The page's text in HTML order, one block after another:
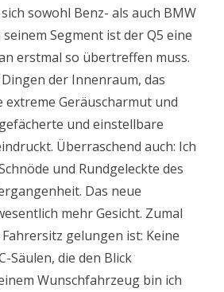
sowohl Benz- als auch BMW
Segment ist der Q5 eine
erstmal so übertreffen muss.
der Innenraum, das
extreme Geräuscharmut und
und einstellbare
Überraschend auch: Ich
und Rundgeleckte des
Das neue
mehr Gesicht. Zumal
gelungen ist: Keine
Säulen, die den Blick
Wunschfahrzeug bin ich